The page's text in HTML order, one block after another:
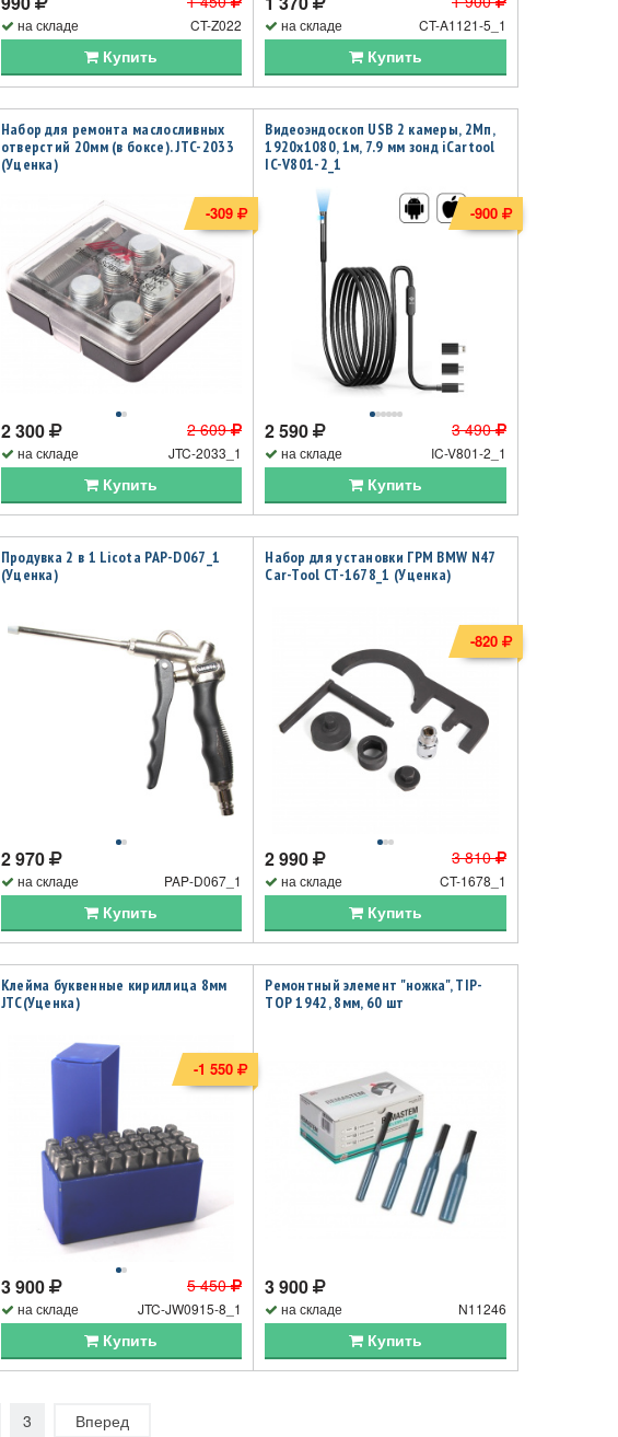
на складе CT-Z022
Купить
на складе CT-A1121-5_1
Купить
Набор для ремонта маслосливных
отверстий 20мм (в боксе). JTC-2033
(Уценка)
2 609
2 300
на складе JTC-2033_1
Купить
-309
Видеоэндоскоп USB 2 камеры, 2Мп,
1920x1080, 1м, 7.9 мм зонд iCartool
IC-V801-2_1
3 490
2 590
на складе IC-V801-2_1
Купить
-900
Продувка 2 в 1 Licota PAP-D067_1
(Уценка)
2 970
на складе PAP-D067_1
Купить
Набор для установки ГРМ BMW N47
Car-Tool CT-1678_1 (Уценка)
3 810
2 990
на складе CT-1678_1
Купить
-820
Клейма буквенные кириллица 8мм
JTC(Уценка)
5 450
3 900
на складе JTC-JW0915-8_1
Купить
-1 550
Ремонтный элемент "ножка", TIP-
TOP 1942, 8мм, 60 шт
3 900
на складе N11246
Купить
3 Вперед